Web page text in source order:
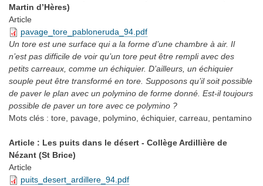
Martin d’Hères)
Article
pavage_tore_pabloneruda_94.pdf
Un tore est une surface qui a la forme d’une chambre à air. Il
n’est pas difficile de voir qu’un tore peut être rempli avec des
petits carreaux, comme un échiquier. D’ailleurs, un échiquier
souple peut être transformé en tore. Supposons qu’il soit possible
de paver le plan avec un polymino de forme donné. Est-il toujours
possible de paver un tore avec ce polymino ?
Mots clés : tore, pavage, polymino, échiquier, carreau, pentamino
Article : Les puits dans le désert - Collège Ardillière de
Nézant (St Brice)
Article
puits_desert_ardillere_94.pdf